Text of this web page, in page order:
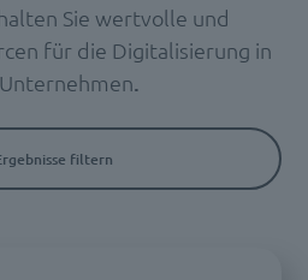
Sie wertvolle und
für die Digitalisierung in
.
filtern